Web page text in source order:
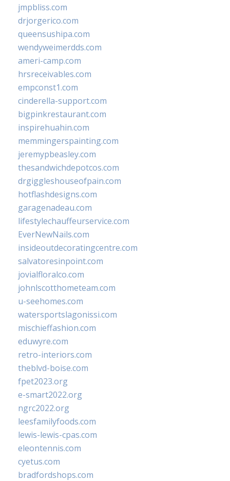
jmpbliss.com
drjorgerico.com
queensushipa.com
wendyweimerdds.com
ameri-camp.com
hrsreceivables.com
empconst1.com
cinderella-support.com
bigpinkrestaurant.com
inspirehuahin.com
memmingerspainting.com
jeremypbeasley.com
thesandwichdepotcos.com
drgiggleshouseofpain.com
hotflashdesigns.com
garagenadeau.com
lifestylechauffeurservice.com
EverNewNails.com
insideoutdecoratingcentre.com
salvatoresinpoint.com
jovialfloralco.com
johnlscotthometeam.com
u-seehomes.com
watersportslagonissi.com
mischieffashion.com
eduwyre.com
retro-interiors.com
theblvd-boise.com
fpet2023.org
e-smart2022.org
ngrc2022.org
leesfamilyfoods.com
lewis-lewis-cpas.com
eleontennis.com
cyetus.com
bradfordshops.com